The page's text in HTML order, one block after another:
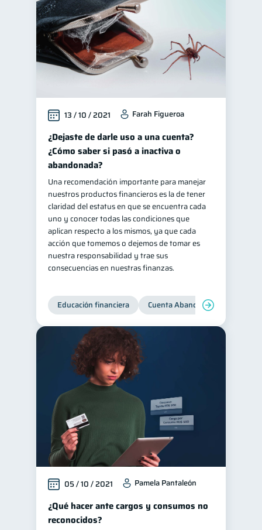
13 / 10 / 2021 Farah Figueroa
¿Dejaste de darle uso a una cuenta?
¿Cómo saber si pasó a inactiva o
abandonada?
Una recomendación importante para manejar
nuestros productos financieros es la de tener
claridad del estatus en que se encuentra cada
uno y conocer todas las condiciones que
aplican respecto a los mismos, ya que cada
acción que tomemos o dejemos de tomar es
nuestra responsabilidad y trae sus
consecuencias en nuestras finanzas.
Educación financiera Cuenta Abandonada
05 / 10 / 2021 Pamela Pantaleón
¿Qué hacer ante cargos y consumos no
reconocidos?